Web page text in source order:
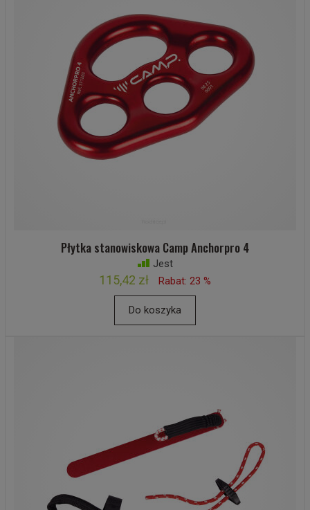
Płytka stanowiskowa Camp Anchorpro 4
Jest
115,42 zł Rabat: 23 %
Do koszyka